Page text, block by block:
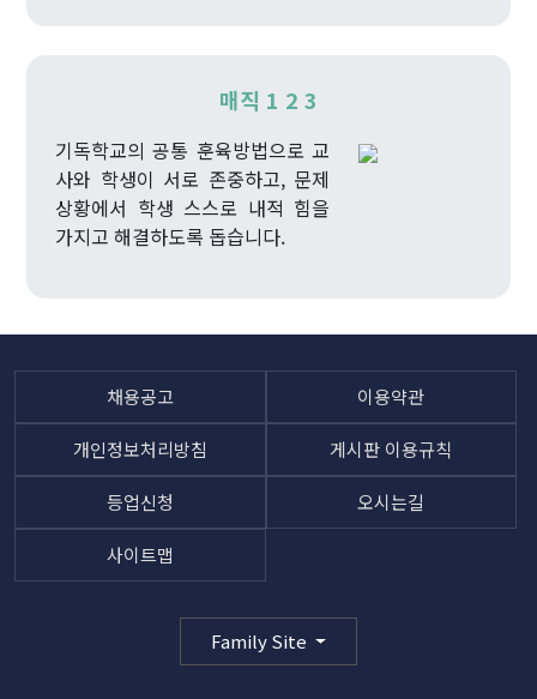
매직 1 2 3
기독학교의 공통 훈육방법으로 교
사와 학생이 서로 존중하고, 문제
상황에서 학생 스스로 내적 힘을
가지고 해결하도록 돕습니다.
채용공고 이용약관
개인정보처리방침 게시판 이용규칙
등업신청 오시는길
사이트맵
Family Site